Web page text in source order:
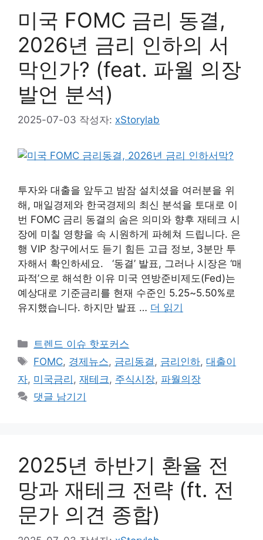
미국 FOMC 금리 동결,
2026년 금리 인하의 서
막인가? (feat. 파월 의장
발언 분석)
2025-07-03 작성자: xStorylab
투자와 대출을 앞두고 밤잠 설치셨을 여러분을 위
해, 매일경제와 한국경제의 최신 분석을 토대로 이
번 FOMC 금리 동결의 숨은 의미와 향후 재테크 시
장에 미칠 영향을 속 시원하게 파헤쳐 드립니다. 은
행 VIP 창구에서도 듣기 힘든 고급 정보, 3분만 투
자해서 확인하세요. ‘동결’ 발표, 그러나 시장은 ‘매
파적’으로 해석한 이유 미국 연방준비제도(Fed)는
예상대로 기준금리를 현재 수준인 5.25~5.50%로
유지했습니다. 하지만 발표 … 더 읽기
카
테
리
트렌드 이슈 핫포커스
태
그
FOMC, 경제뉴스, 금리동결 , 금리인하,대출이
자, 미국금리 , 재테크, 주식시장, 파월의장
댓글 남기기
2025년 하반기 환율 전
망과 재테크 전략 (ft. 전
문가 의견 종합)